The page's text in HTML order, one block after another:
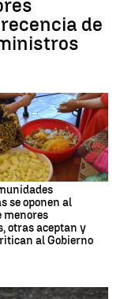
de
se oponen al
menores
otras aceptan y
al Gobierno